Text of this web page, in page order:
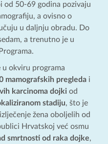
od 50-69 godina pozivaju
a ovisno o
u daljnju obradu. Do
a trenutno je u
u okviru programa
mamografskih pregleda i
karcinoma dojki od
stadiju, što je
žena oboljelih od
Hrvatskoj već osmu
smrtnosti od raka dojke,